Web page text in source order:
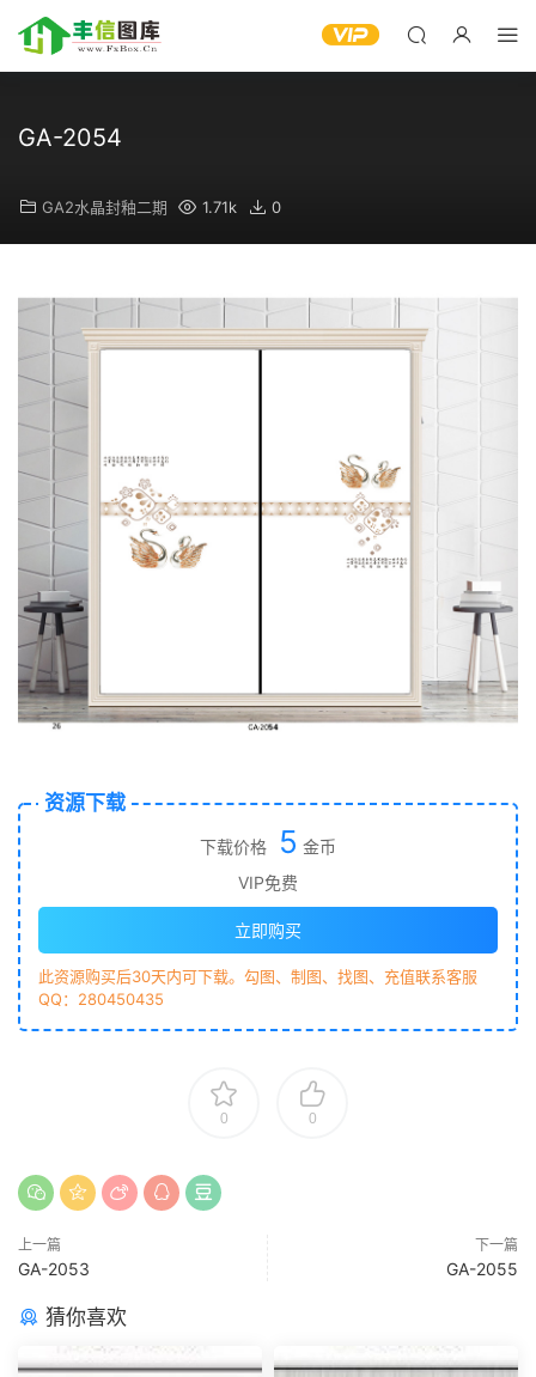
GA-2054
GA2水晶封釉二期 1.71k 0
资源下载
下载价格 5 金币
VIP免费
立即购买
此资源购买后30天内可下载。勾图、制图、找图、充值联系客服
QQ：280450435
0 0
上一篇
GA-2053
下一篇
GA-2055
猜你喜欢